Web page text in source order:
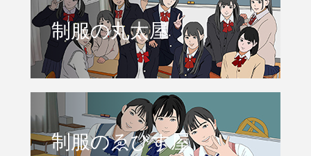
制服の丸太屋
制服のゑびす屋